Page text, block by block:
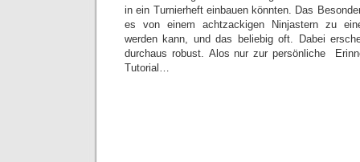
in ein Turnierheft einbauen könnten. Das
es von einem achtzackigen Ninjastern zu
werden kann, und das beliebig oft. Dabei
durchaus robust. Alos nur zur persönliche
Tutorial…